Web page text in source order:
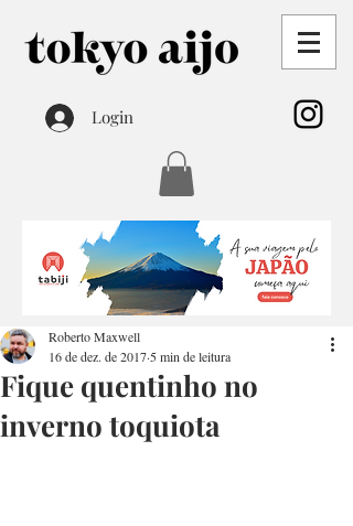
Login
Fique quentinho no
inverno toquiota
Roberto Maxwell
16 de dez. de 2017 5 min de leitura